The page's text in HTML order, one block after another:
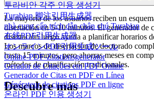
투라비안 각주 인용 생성기
Turabian 脚注引用生成器
nhà cung cấp trích dẫn chân chú Turabian
在线PDF引用生成器
オンラインPDF引用生成ツール
Online-PDF-Zitationsgenerator
Gerador de Citações em PDF Online
Generador de Citas en PDF en Línea
Générateur de citations PDF en ligne
온라인 PDF 인용 생성기
La mayoría de los usuarios reciben un
disertación en 5-10 minutos. El generador de
disertación luego ayuda a planificar horarios
Los marcos de disertación de doctorado
hasta 15 minutos, pero ahorras meses en
métodos de planificación tradicionales.
Descubre más